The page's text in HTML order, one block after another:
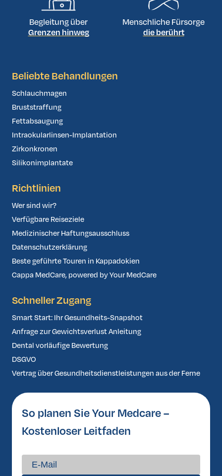
Begleitung über
Grenzen hinweg
Menschliche Fürsorge
die berührt
Beliebte Behandlungen
Schlauchmagen
Bruststraffung
Fettabsaugung
Intraokularlinsen-Implantation
Zirkonkronen
Silikonimplantate
Richtlinien
Wer sind wir?
Verfügbare Reiseziele
Medizinischer Haftungsausschluss
Datenschutzerklärung
Beste geführte Touren in Kappadokien
Cappa MedCare, powered by Your MedCare
Schneller Zugang
Smart Start: Ihr Gesundheits-Snapshot
Anfrage zur Gewichtsverlust Anleitung
Dental vorläufige Bewertung
DSGVO
Vertrag über Gesundheitsdienstleistungen aus der Ferne
So planen Sie Your Medcare –
Kostenloser Leitfaden